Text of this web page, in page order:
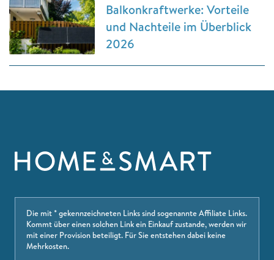
Balkonkraftwerke: Vorteile
und Nachteile im Überblick
2026
Die mit * gekennzeichneten Links sind sogenannte Affiliate Links.
Kommt über einen solchen Link ein Einkauf zustande, werden wir
mit einer Provision beteiligt. Für Sie entstehen dabei keine
Mehrkosten.